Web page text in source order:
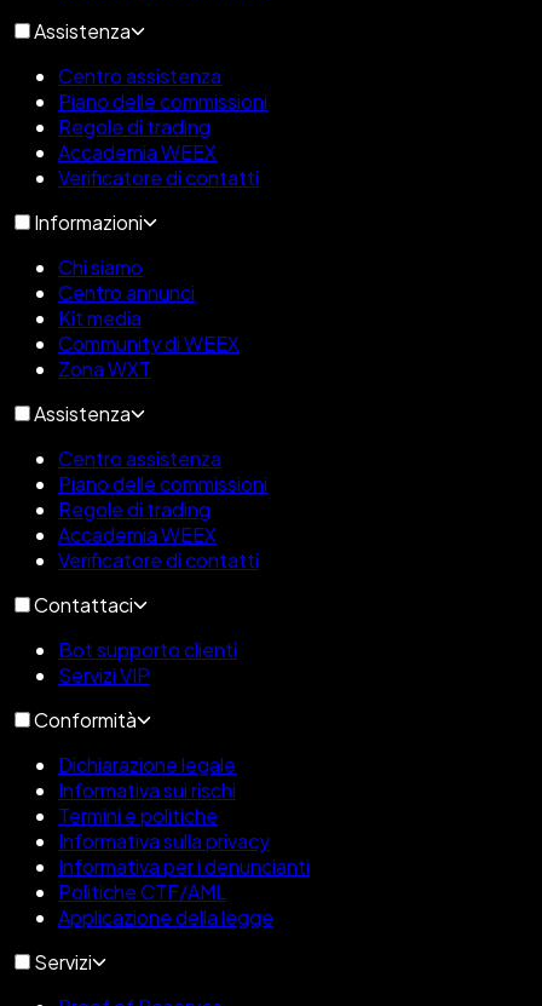
Assistenza
Centro assistenza
Piano delle commissioni
Regole di trading
Accademia WEEX
Verificatore di contatti
Informazioni
Chi siamo
Centro annunci
Kit media
Community di WEEX
Zona WXT
Assistenza
Centro assistenza
Piano delle commissioni
Regole di trading
Accademia WEEX
Verificatore di contatti
Contattaci
Bot supporto clienti
Servizi VIP
Conformità
Dichiarazione legale
Informativa sui rischi
Termini e politiche
Informativa sulla privacy
Informativa per i denuncianti
Politiche CTF/AML
Applicazione della legge
Servizi